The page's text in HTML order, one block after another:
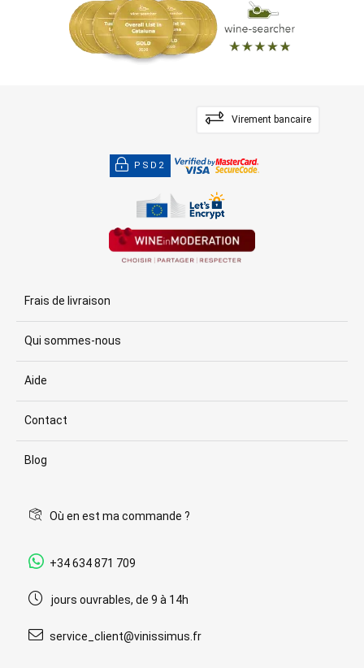
Virement bancaire
PSD2
Frais de livraison
Qui sommes-nous
Aide
Contact
Blog
Où en est ma commande ?
+34 634 871 709
jours ouvrables, de 9 à 14h
service_client@vinissimus.fr